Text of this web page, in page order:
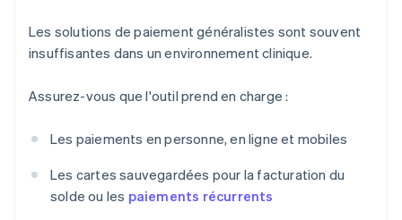
Les solutions de paiement généralistes sont souvent
insuffisantes dans un environnement clinique.
Assurez-vous que l'outil prend en charge :
Les paiements en personne, en ligne et mobiles
Les cartes sauvegardées pour la facturation du
solde ou les paiements récurrents